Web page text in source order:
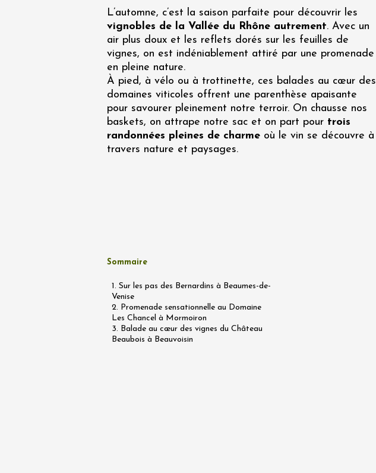
Oenologie
Une heure, un vin à
l'honneur
Carpentras
11:00
12:00
04 août 2026 - 08 août 2026
et plus
Oenologie Produits du terroir
L'apéritif au caveau -
Domaine Perréal
17:30
Tournon-sur-Rhône
19:45
07 août 2026 et plus
L’automne, c’est la saison parfaite pour découvrir les
vignobles de la Vallée du Rhône autrement. Avec un
air plus doux et les reflets dorés sur les feuilles de
vignes, on est indéniablement attiré par une promenade
en pleine nature.
À pied, à vélo ou à trottinette, ces balades au cœur des
domaines viticoles offrent une parenthèse apaisante
pour savourer pleinement notre terroir. On chausse nos
baskets, on attrape notre sac et on part pour trois
randonnées pleines de charme où le vin se découvre à
travers nature et paysages.
Sommaire
1. Sur les pas des Bernardins à Beaumes-de-
Venise
2. Promenade sensationnelle au Domaine
Les Chancel à Mormoiron
3. Balade au cœur des vignes du Château
Beaubois à Beauvoisin